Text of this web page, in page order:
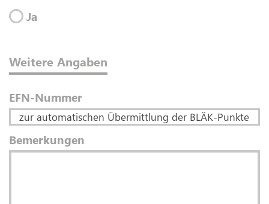
Ja
Weitere Angaben
EFN-Nummer
Bemerkungen